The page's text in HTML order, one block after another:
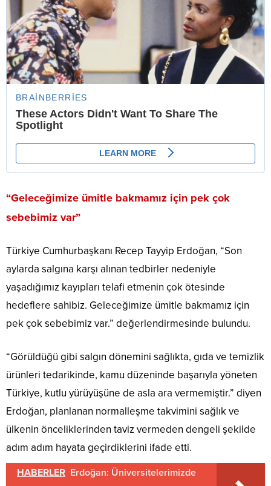
“Geleceğimize ümitle bakmamız için pek çok
sebebimiz var”
Türkiye Cumhurbaşkanı Recep Tayyip Erdoğan, “Son
aylarda salgına karşı alınan tedbirler nedeniyle
yaşadığımız kayıpları telafi etmenin çok ötesinde
hedeflere sahibiz. Geleceğimize ümitle bakmamız için
pek çok sebebimiz var.” değerlendirmesinde bulundu.
“Görüldüğü gibi salgın dönemini sağlıkta, gıda ve temizlik
ürünleri tedarikinde, kamu düzeninde başarıyla yöneten
Türkiye, kutlu yürüyüşüne de asla ara vermemiştir.” diyen
Erdoğan, planlanan normalleşme takvimini sağlık ve
ülkenin önceliklerinden taviz vermeden dengeli şekilde
adım adım hayata geçirdiklerini ifade etti.
HABERLER Erdoğan: Üniversitelerimizde